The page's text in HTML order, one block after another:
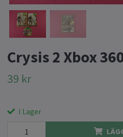
Crysis 2 Xbox
39 kr
I Lager